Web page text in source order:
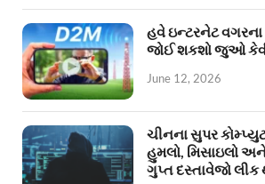
હવે ઇન્ટરનેટ વગરના
જોઈ શકશો જુઓ
June 12, 2026
ચીનના સુપર
હુમલો, મિસાઇલો
ગુપ્ત દસ્તાવેજો લીક